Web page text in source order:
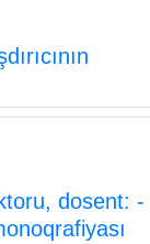
dosent: -